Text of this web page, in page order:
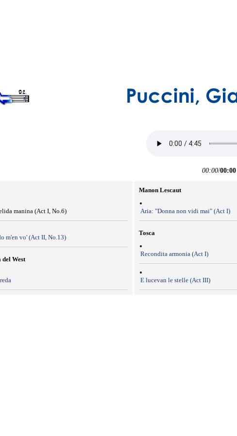
00:00/00:00
manina (Act I, No.6)
m'en vo' (Act II, No.13)
West
Manon Lescaut
Aria: "Donna non vidi mai" (Act I)
Tosca
Recondita armonia (Act I)
E lucevan le stelle (Act III)